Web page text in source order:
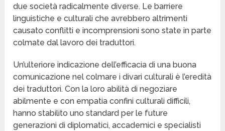
due società radicalmente diverse. Le barriere
linguistiche e culturali che avrebbero altrimenti
causato conflitti e incomprensioni sono state in parte
colmate dal lavoro dei traduttori.
Un’ulteriore indicazione dell’efficacia di una buona
comunicazione nel colmare i divari culturali è l’eredità
dei traduttori. Con la loro abilità di negoziare
abilmente e con empatia confini culturali difficili,
hanno stabilito uno standard per le future
generazioni di diplomatici, accademici e specialisti